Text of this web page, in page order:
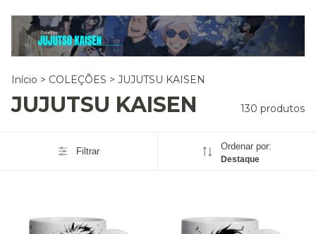
Início > COLEÇÕES > JUJUTSU KAISEN
JUJUTSU KAISEN 130 produtos
Filtrar Ordenar por:
Destaque